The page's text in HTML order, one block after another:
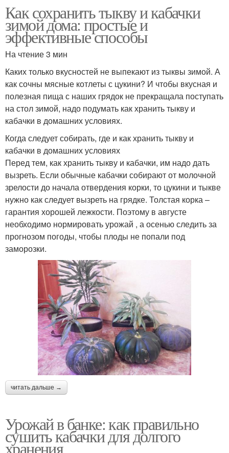
Как сохранить тыкву и кабачки
зимой дома: простые и
эффективные способы
На чтение 3 мин
Каких только вкусностей не выпекают из тыквы зимой. А
как сочны мясные котлеты с цукини? И чтобы вкусная и
полезная пища с наших грядок не прекращала поступать
на стол зимой, надо подумать как хранить тыкву и
кабачки в домашних условиях.
Когда следует собирать, где и как хранить тыкву и
кабачки в домашних условиях
Перед тем, как хранить тыкву и кабачки, им надо дать
вызреть. Если обычные кабачки собирают от молочной
зрелости до начала отвердения корки, то цукини и тыкве
нужно как следует вызреть на грядке. Толстая корка –
гарантия хорошей лежкости. Поэтому в августе
необходимо нормировать урожай , а осенью следить за
прогнозом погоды, чтобы плоды не попали под
заморозки.
читать дальше →
Урожай в банке: как правильно
сушить кабачки для долгого
хранения